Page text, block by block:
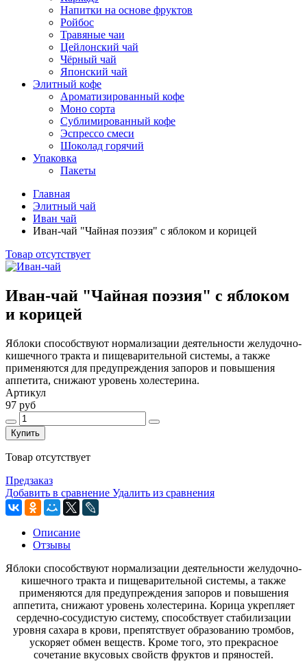
Напитки на основе фруктов
Ройбос
Травяные чаи
Цейлонский чай
Чёрный чай
Японский чай
Элитный кофе
Ароматизированный кофе
Моно сорта
Сублимированный кофе
Эспрессо смеси
Шоколад горячий
Упаковка
Пакеты
Главная
Элитный чай
Иван чай
Иван-чай "Чайная поэзия" с яблоком и корицей
Товар отсутствует
Иван-чай "Чайная поэзия" с яблоком
и корицей
Яблоки способствуют нормализации деятельности желудочно-
кишечного тракта и пищеварительной системы, а также
применяются для предупреждения запоров и повышения
аппетита, снижают уровень холестерина.
Артикул
97 руб
Купить
Товар отсутствует
Предзаказ
Добавить в сравнение Удалить из сравнения
Описание
Отзывы
Яблоки способствуют нормализации деятельности желудочно-
кишечного тракта и пищеварительной системы, а также
применяются для предупреждения запоров и повышения
аппетита, снижают уровень холестерина. Корица укрепляет
сердечно-сосудистую систему, способствует стабилизации
уровня сахара в крови, препятствует образованию тромбов,
ускоряет обмен веществ. Кроме того, это прекрасное
сочетание вкусовых свойств фруктов и пряностей.